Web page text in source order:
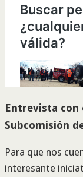
Entrevista con
Subcomisión
Para que nos
interesante